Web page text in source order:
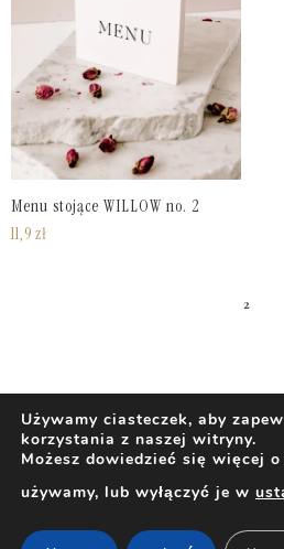
Menu stojące WILLOW no. 2
11,9 zł
2
Używamy ciasteczek, aby
korzystania z naszej witryny.
Możesz dowiedzieć się więcej
używamy, lub wyłączyć je w